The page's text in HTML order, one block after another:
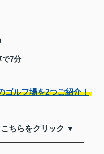
で7分
ゴルフ場を2つご紹介！
ちらをクリック ▼